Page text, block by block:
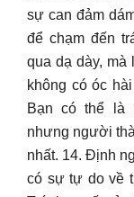
sự can đảm
để chạm đến
qua dạ dày, mà
không có óc
Bạn có thể là
nhưng người
nhất. 14. Định
có sự tự do về